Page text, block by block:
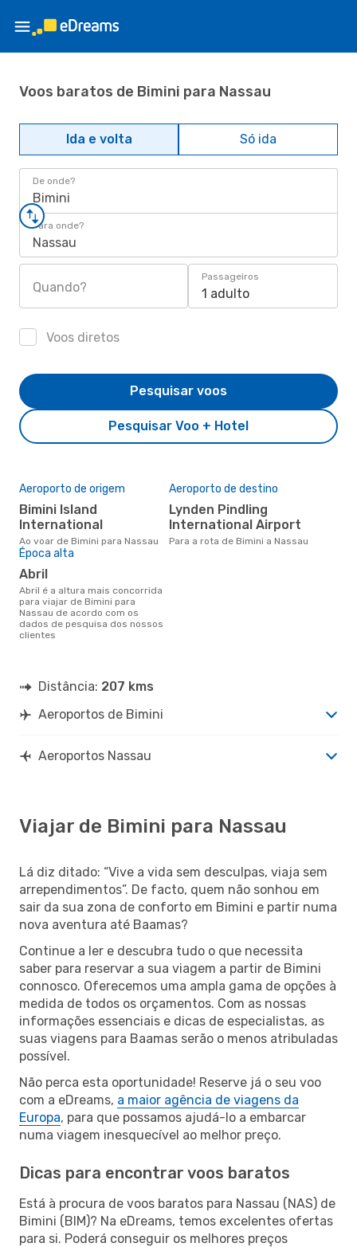
Voos baratos de Bimini para Nassau
Ida e volta Só ida
De onde?
Bimini
Para onde?
Nassau
Quando?
Passageiros
1 adulto
Voos diretos
Pesquisar Voo + Hotel
Pesquisar voos
Aeroporto de origem
Bimini Island
International
Ao voar de Bimini para Nassau
Aeroporto de destino
Lynden Pindling
International Airport
Para a rota de Bimini a Nassau
Época alta
abril
abril é a altura mais concorrida
para viajar de Bimini para
Nassau de acordo com os
dados de pesquisa dos nossos
clientes
Distância: 207 kms
Aeroportos de Bimini
Aeroportos Nassau
Viajar de Bimini para Nassau
Lá diz ditado: “Vive a vida sem desculpas, viaja sem
arrependimentos”. De facto, quem não sonhou em
sair da sua zona de conforto em Bimini e partir numa
nova aventura até Baamas?
Continue a ler e descubra tudo o que necessita
saber para reservar a sua viagem a partir de Bimini
connosco. Oferecemos uma ampla gama de opções à
medida de todos os orçamentos. Com as nossas
informações essenciais e dicas de especialistas, as
suas viagens para Baamas serão o menos atribuladas
possível.
Não perca esta oportunidade! Reserve já o seu voo
com a eDreams, a maior agência de viagens da
Europa, para que possamos ajudá-lo a embarcar
numa viagem inesquecível ao melhor preço.
Dicas para encontrar voos baratos
Está à procura de voos baratos para Nassau (NAS) de
Bimini (BIM)? Na eDreams, temos excelentes ofertas
para si. Poderá conseguir os melhores preços